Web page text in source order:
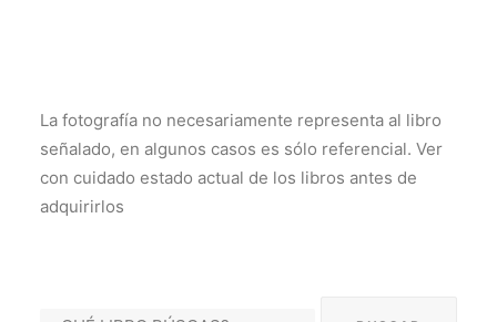
La fotografía no necesariamente representa al libro
señalado, en algunos casos es sólo referencial. Ver
con cuidado estado actual de los libros antes de
adquirirlos